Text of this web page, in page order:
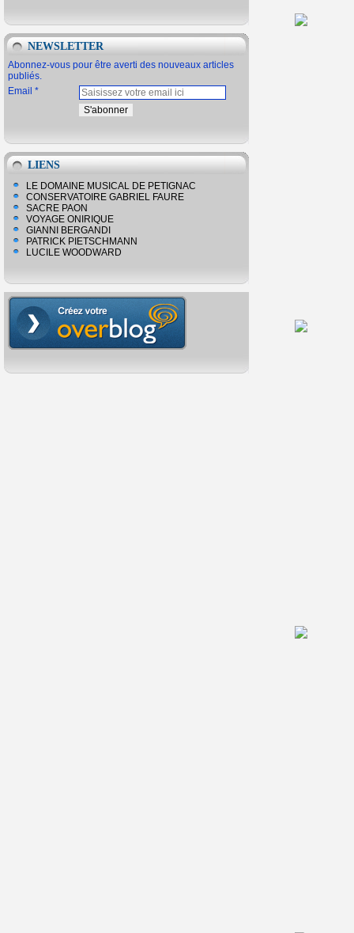
NEWSLETTER
Abonnez-vous pour être averti des nouveaux articles
publiés.
Email
LIENS
LE DOMAINE MUSICAL DE PETIGNAC
CONSERVATOIRE GABRIEL FAURE
SACRE PAON
VOYAGE ONIRIQUE
GIANNI BERGANDI
PATRICK PIETSCHMANN
LUCILE WOODWARD